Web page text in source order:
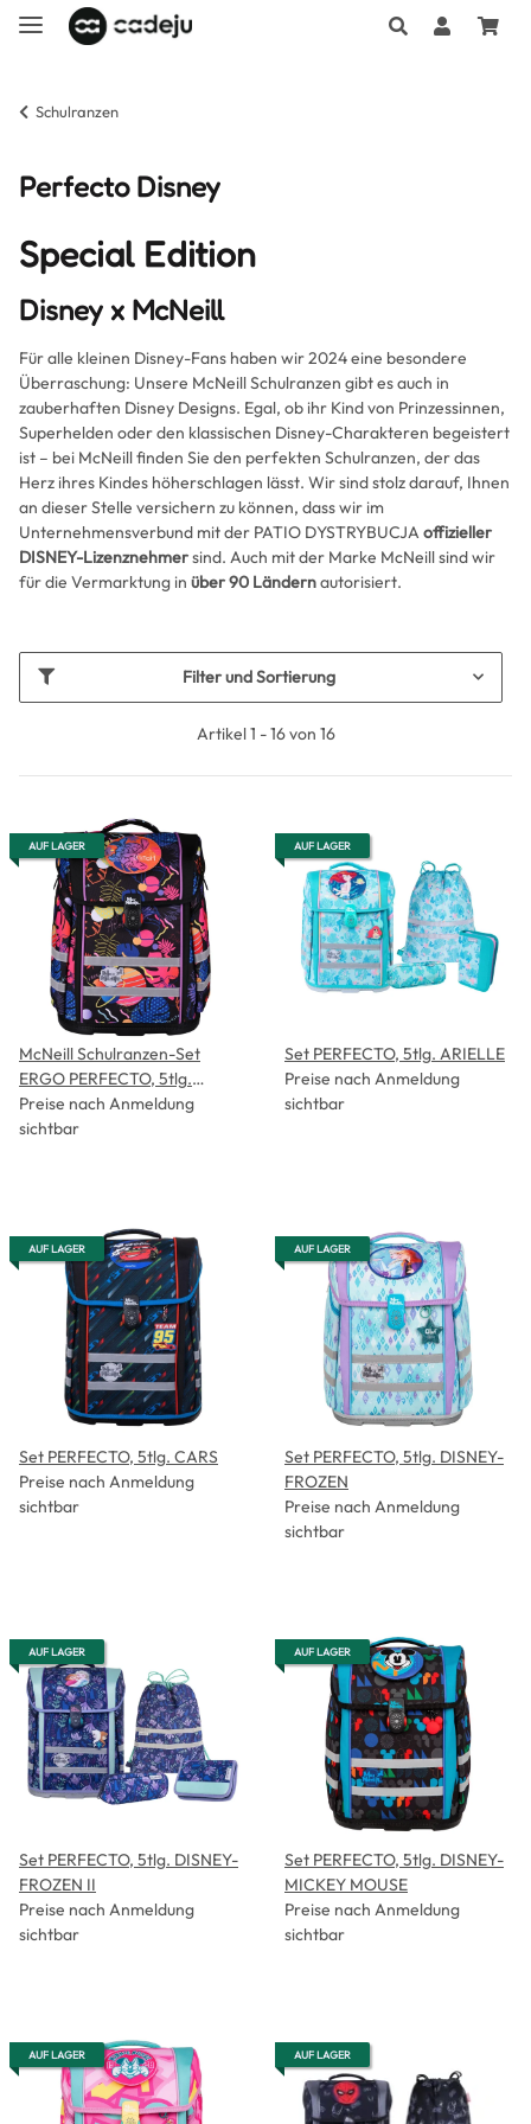
Schulranzen
Perfecto Disney
Special Edition
Disney x McNeill
Für alle kleinen Disney-Fans haben wir 2024 eine besondere
Überraschung: Unsere McNeill Schulranzen gibt es auch in
zauberhaften Disney Designs. Egal, ob ihr Kind von Prinzessinnen,
Superhelden oder den klassischen Disney-Charakteren begeistert
ist – bei McNeill finden Sie den perfekten Schulranzen, der das
Herz ihres Kindes höherschlagen lässt. Wir sind stolz darauf, Ihnen
an dieser Stelle versichern zu können, dass wir im
Unternehmensverbund mit der PATIO DYSTRYBUCJA offizieller
DISNEY-Lizenznehmersind. Auch mit der Marke McNeill sind wir
für die Vermarktung in über 90 Ländernautorisiert.
Filter und Sortierung
Artikel 1 - 16 von 16
AUF LAGER
McNeill Schulranzen-Set
ERGO PERFECTO, 5tlg.
STITCH BLACK -Kollektion
2026-
Preise nach Anmeldung
sichtbar
AUF LAGER
Set PERFECTO, 5tlg. ARIELLE
Preise nach Anmeldung
sichtbar
AUF LAGER
Set PERFECTO, 5tlg. CARS
Preise nach Anmeldung
sichtbar
AUF LAGER
Set PERFECTO, 5tlg. DISNEY-
FROZEN
Preise nach Anmeldung
sichtbar
AUF LAGER
Set PERFECTO, 5tlg. DISNEY-
FROZEN II
Preise nach Anmeldung
sichtbar
AUF LAGER
Set PERFECTO, 5tlg. DISNEY-
MICKEY MOUSE
Preise nach Anmeldung
sichtbar
AUF LAGER AUF LAGER